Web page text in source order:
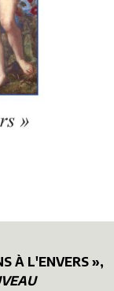
À L'ENVERS »,